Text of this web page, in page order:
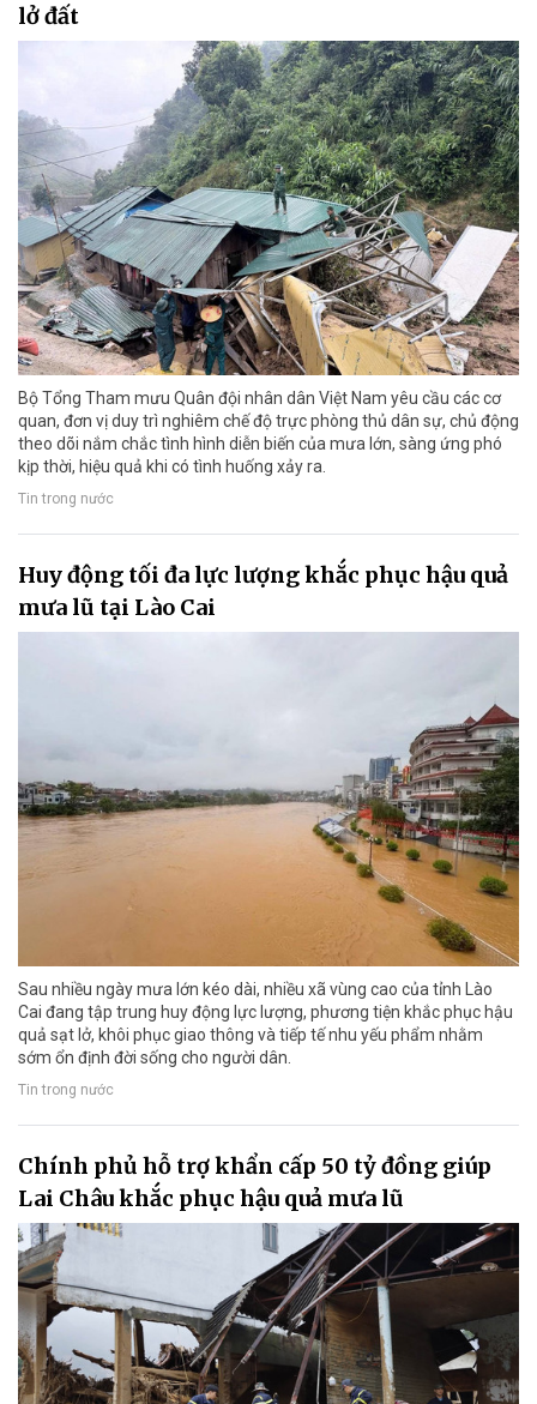
lở đất
Bộ Tổng Tham mưu Quân đội nhân dân Việt Nam yêu cầu các cơ
quan, đơn vị duy trì nghiêm chế độ trực phòng thủ dân sự, chủ động
theo dõi nắm chắc tình hình diễn biến của mưa lớn, sàng ứng phó
kịp thời, hiệu quả khi có tình huống xảy ra.
Tin trong nước
Huy động tối đa lực lượng khắc phục hậu quả
mưa lũ tại Lào Cai
Sau nhiều ngày mưa lớn kéo dài, nhiều xã vùng cao của tỉnh Lào
Cai đang tập trung huy động lực lượng, phương tiện khắc phục hậu
quả sạt lở, khôi phục giao thông và tiếp tế nhu yếu phẩm nhằm
sớm ổn định đời sống cho người dân.
Tin trong nước
Chính phủ hỗ trợ khẩn cấp 50 tỷ đồng giúp
Lai Châu khắc phục hậu quả mưa lũ